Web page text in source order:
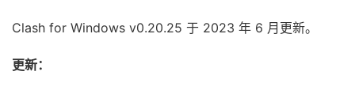
Clash for Windows v0.20.25 于 2023 年 6 月更新。
更新：